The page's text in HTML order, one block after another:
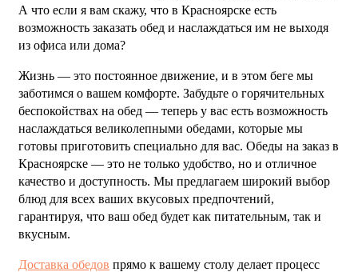
А что если я вам скажу, что в Красноярске есть
возможность заказать обед и наслаждаться им не выходя
из офиса или дома?
Жизнь — это постоянное движение, и в этом беге мы
заботимся о вашем комфорте. Забудьте о горячительных
беспокойствах на обед — теперь у вас есть возможность
наслаждаться великолепными обедами, которые мы
готовы приготовить специально для вас. Обеды на заказ в
Красноярске — это не только удобство, но и отличное
качество и доступность. Мы предлагаем широкий выбор
блюд для всех ваших вкусовых предпочтений,
гарантируя, что ваш обед будет как питательным, так и
вкусным.
Доставка обедов прямо к вашему столу делает процесс